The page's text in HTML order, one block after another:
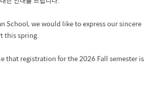
School, we would like to express our sincere
this spring.
that registration for the 2026 Fall semester is